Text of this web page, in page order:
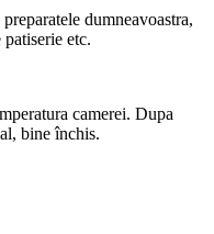
dumneavoastra,
etc.
camerei. Dupa
bine închis.